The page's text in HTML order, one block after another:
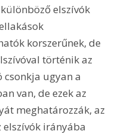
elszívók
korszerűnek, de
történik az
csonkja ugyan a
van, de ezek az
meghatározzák, az
irányába